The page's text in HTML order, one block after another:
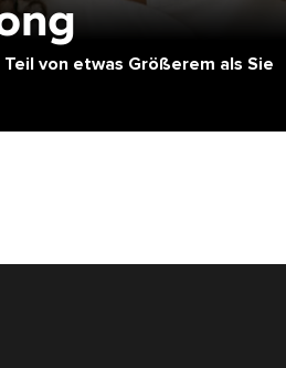
Teil von etwas Größerem als Sie